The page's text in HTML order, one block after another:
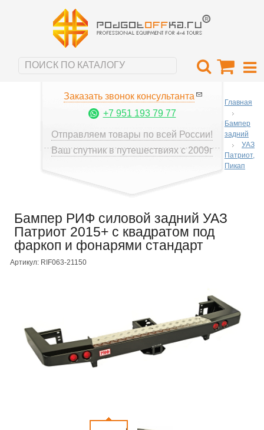
Заказать звонок консультанта
+7 951 193 79 77
Отправляем товары по всей России!
Ваш спутник в путешествиях с 2009г
Главная
Бампер
задний
УАЗ
Патриот,
Пикап
Бампер РИФ силовой задний УАЗ
Патриот 2015+ с квадратом под
фаркоп и фонарями стандарт
Артикул: RIF063-21150